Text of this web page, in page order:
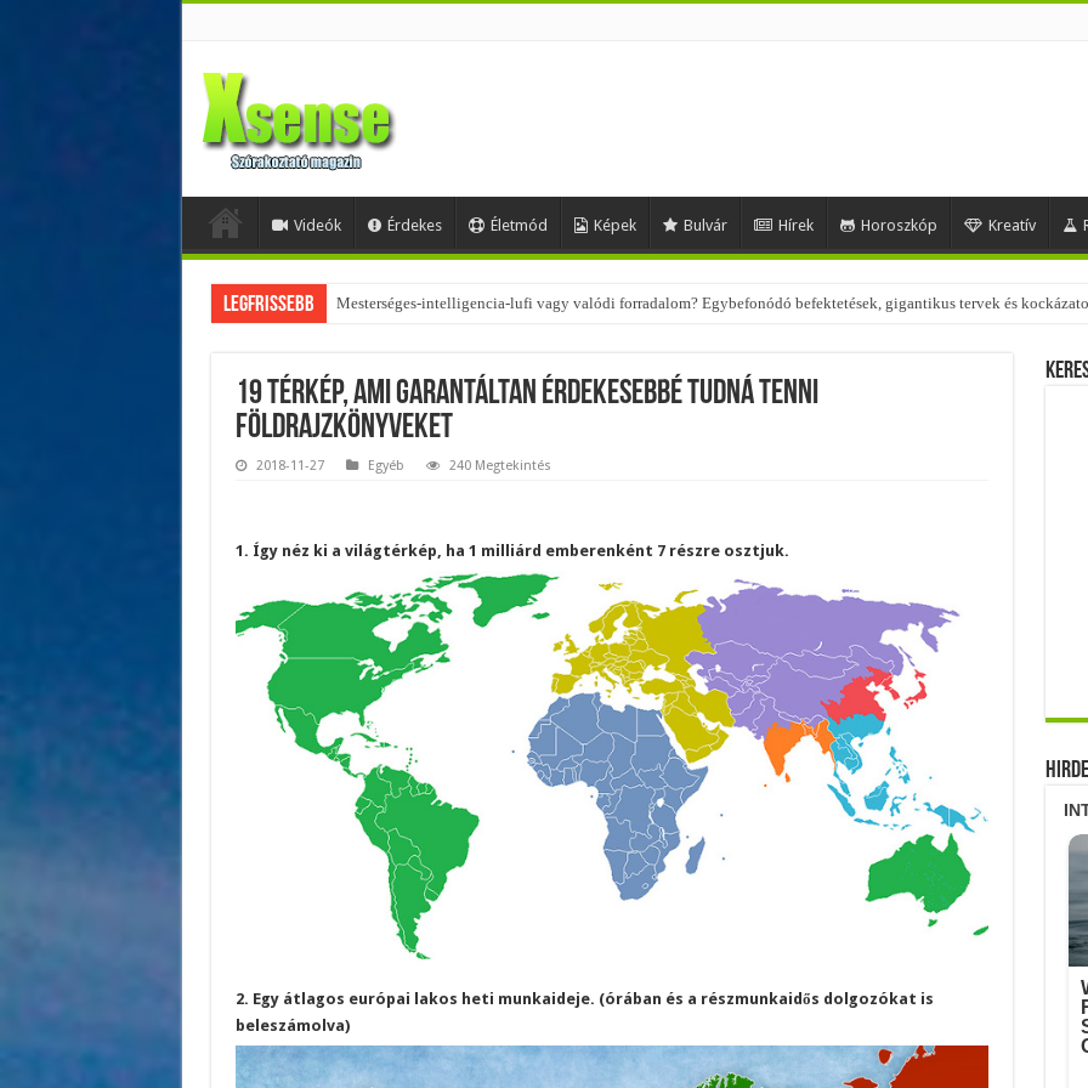
Videók Érdekes Életmód Képek Bulvár Hírek Horoszkóp Kreatív
Legfrissebb Az övtáskák továbbra is trendik – nézd meg, milyen stílusokhoz illenek!
19 térkép, ami garantáltan érdekesebbé tudná tenni
földrajzkönyveket
2018-11-27 Egyéb 240 Megtekintés
1. Így néz ki a világtérkép, ha 1 milliárd emberenként 7 részre osztjuk.
2. Egy átlagos európai lakos heti munkaideje. (órában és a részmunkaidős dolgozókat is
beleszámolva)